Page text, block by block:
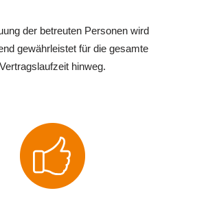
der betreuten Personen wird
gewährleistet für die gesamte
Vertragslaufzeit hinweg.